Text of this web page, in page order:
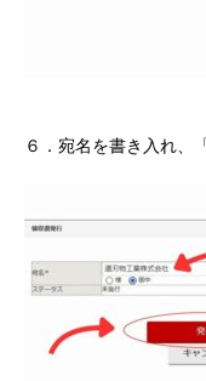
６．宛名を書き入れ、「